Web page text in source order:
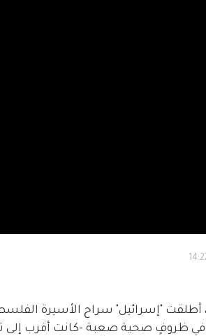
أطلقت "إسرائيل" سراح الأسيرة
ظروفٍ صحية صعبة -كانت أقرب إلى